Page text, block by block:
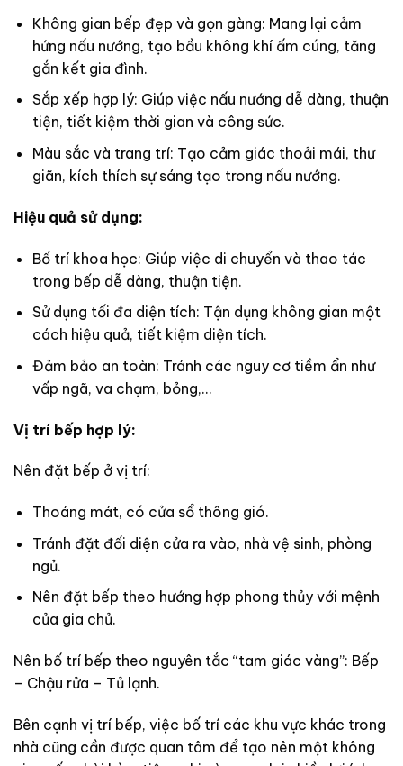
Không gian bếp đẹp và gọn gàng: Mang lại cảm
hứng nấu nướng, tạo bầu không khí ấm cúng, tăng
gắn kết gia đình.
Sắp xếp hợp lý: Giúp việc nấu nướng dễ dàng, thuận
tiện, tiết kiệm thời gian và công sức.
Màu sắc và trang trí: Tạo cảm giác thoải mái, thư
giãn, kích thích sự sáng tạo trong nấu nướng.
Hiệu quả sử dụng:
Bố trí khoa học: Giúp việc di chuyển và thao tác
trong bếp dễ dàng, thuận tiện.
Sử dụng tối đa diện tích: Tận dụng không gian một
cách hiệu quả, tiết kiệm diện tích.
Đảm bảo an toàn: Tránh các nguy cơ tiềm ẩn như
vấp ngã, va chạm, bỏng,…
Vị trí bếp hợp lý:
Nên đặt bếp ở vị trí:
Thoáng mát, có cửa sổ thông gió.
Tránh đặt đối diện cửa ra vào, nhà vệ sinh, phòng
ngủ.
Nên đặt bếp theo hướng hợp phong thủy với mệnh
của gia chủ.
Nên bố trí bếp theo nguyên tắc “tam giác vàng”: Bếp
– Chậu rửa – Tủ lạnh.
Bên cạnh vị trí bếp, việc bố trí các khu vực khác trong
nhà cũng cần được quan tâm để tạo nên một không